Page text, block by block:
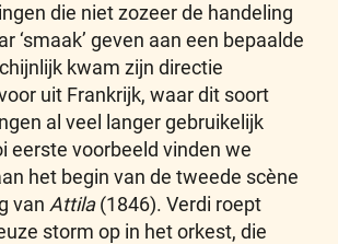
die niet zozeer de handeling
‘smaak’ geven aan een bepaalde
kwam zijn directie
uit Frankrijk, waar dit soort
al veel langer gebruikelijk
eerste voorbeeld vinden we
het begin van de tweede scène
van Attila(1846). Verdi roept
storm op in het orkest, die